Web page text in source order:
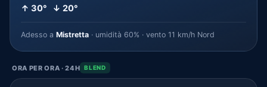
↑ 30° ↓ 20°
Adesso a Mistretta · umidità 60% · vento 11 km/h Nord
ORA PER ORA · 24H BLEND